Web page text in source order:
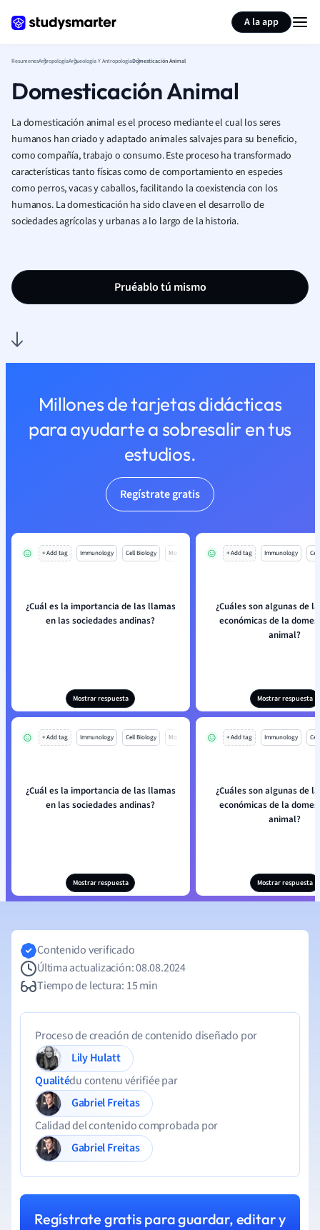
A la app
ResumenesAntropologíaArqueología Y AntropologíaDomesticación Animal
Domesticación Animal
La domesticación animal es el proceso mediante el cual los seres
humanos han criado y adaptado animales salvajes para su beneficio,
como compañía, trabajo o consumo. Este proceso ha transformado
características tanto físicas como de comportamiento en especies
como perros, vacas y caballos, facilitando la coexistencia con los
humanos. La domesticación ha sido clave en el desarrollo de
sociedades agrícolas y urbanas a lo largo de la historia.
Pruéablo tú mismo
Millones de tarjetas didácticas
para ayudarte a sobresalir en tus
estudios.
Regístrate gratis
+ Add tag Immunology Cell Biology Mo
¿Cuál es la importancia de las llamas
en las sociedades andinas?
Mostrar respuesta
+ Add tag Immunology
¿Cuáles son algunas de
económicas de la
animal?
Mostrar respuesta
+ Add tag Immunology Cell Biology Mo
¿Cuál es la importancia de las llamas
en las sociedades andinas?
Mostrar respuesta
+ Add tag Immunology
¿Cuáles son algunas de
económicas de la
animal?
Mostrar respuesta
Resumir página
Contenido verificado
Última actualización: 08.08.2024
Tiempo de lectura: 15 min
Proceso de creación de contenido diseñado por
Lily Hulatt
Qualitédu contenu vérifiée par
Gabriel Freitas
Calidad del contenido comprobada por
Gabriel Freitas
Regístrate gratis para guardar, editar y